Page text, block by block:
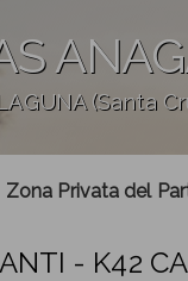
(Santa
Zona Privata del
- K42